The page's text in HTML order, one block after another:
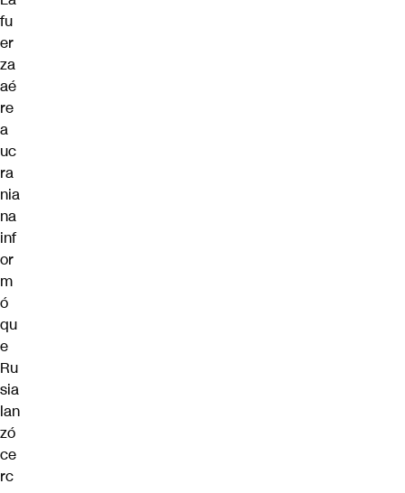
fu
er
za
aé
re
a
uc
ra
nia
na
inf
or
m
ó
qu
e
Ru
sia
lan
zó
ce
rc